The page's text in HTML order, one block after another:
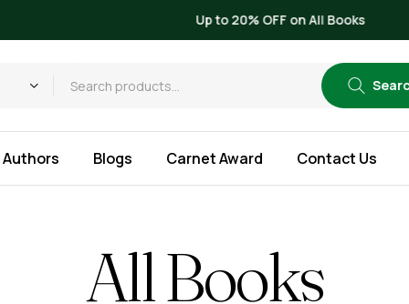
Up to 20% OFF on All Books
Authors Blogs Carnet Award Contact Us
All Books